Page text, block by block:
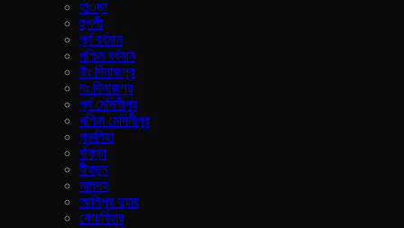
হাওড়া
হুগলী
পূর্ব বর্ধমান
পশ্চিম বর্ধমান
উঃ দিনাজপুর
দঃ দিনাজপুর
পূর্ব মেদিনীপুর
পশ্চিম মেদিনীপুর
পুরুলিয়া
বাঁকুড়া
বীরভুম
মালদহ
আলিপুর দুয়ার
কোচবিহার